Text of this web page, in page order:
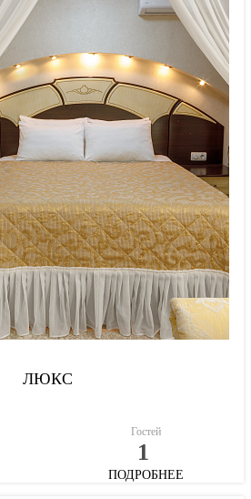
ЛЮКС
Гостей
1
ПОДРОБНЕЕ